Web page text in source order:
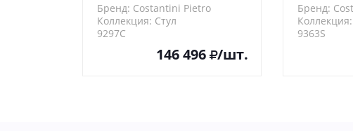
Бренд: Costantini Pietro
Коллекция: Стул
9297C
146 496 /шт.
Бренд:
9363S